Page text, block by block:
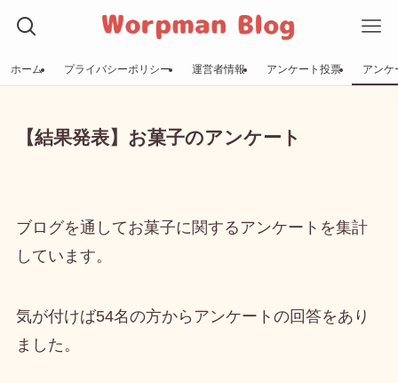
ホーム プライバシーポリシー 運営者情報 アンケート投票 アンケ
【結果発表】お菓子のアンケート
ブログを通してお菓子に関するアンケートを集計
しています。
気が付けば54名の方からアンケートの回答をあり
ました。